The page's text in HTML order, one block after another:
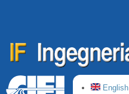
English